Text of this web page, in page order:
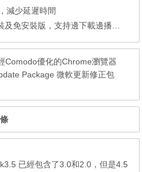
減少延遲時間
裝版，支持邊下載邊播放及硬解功能
Comodo優化的Chrome瀏覽器
Package 微軟更新修正包
已經包含了3.0和2.0，但是4.5